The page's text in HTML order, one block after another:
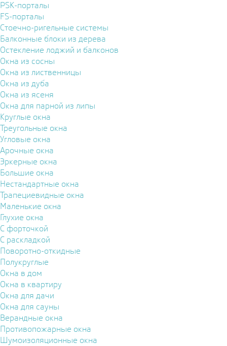
PSK-порталы
FS-порталы
Стоечно-ригельные системы
Балконные блоки из дерева
Остекление лоджий и балконов
Окна из сосны
Окна из лиственницы
Окна из дуба
Окна из ясеня
Окна для парной из липы
Круглые окна
Треугольные окна
Угловые окна
Арочные окна
Эркерные окна
Большие окна
Нестандартные окна
Трапециевидные окна
Маленькие окна
Глухие окна
С форточкой
С раскладкой
Поворотно-откидные
Полукруглые
Окна в дом
Окна в квартиру
Окна для дачи
Окна для сауны
Верандные окна
Противопожарные окна
Шумоизоляционные окна